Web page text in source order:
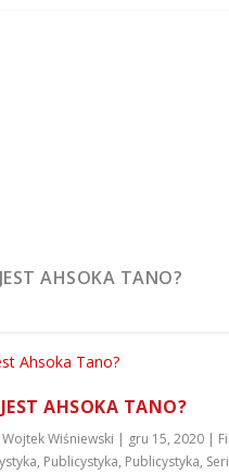
AHSOKA TANO?
AHSOKA TANO?
Wojtek Wiśniewski | gru 15, 2020|
, Publicystyka, Publicystyka,